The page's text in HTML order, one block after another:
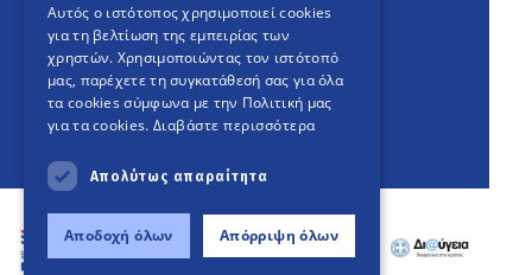
English Version
An project
Αυτός ο ιστότοπος χρησιμοποιεί cookies
για τη βελτίωση της εμπειρίας των
χρηστών. Χρησιμοποιώντας τον ιστότοπό
μας, παρέχετε τη συγκατάθεσή σας για όλα
τα cookies σύμφωνα με την Πολιτική μας
για τα cookies. Διαβάστε περισσότερα
Απολύτως απαραίτητα
Αποδοχή όλων Απόρριψη όλων